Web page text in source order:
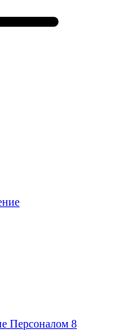
Персона­лом 8